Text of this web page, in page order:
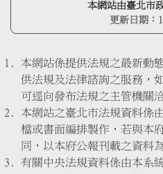
本網站由臺北市
更新日期：
本網站係提供法規之最新動
供法規及法律諮詢之服務，
可逕向發布法規之主管機關
本網站之臺北市法規資料係
檔或書面編排製作，若與本
同，以本府公報刊載之資料
有關中央法規資料係由本系